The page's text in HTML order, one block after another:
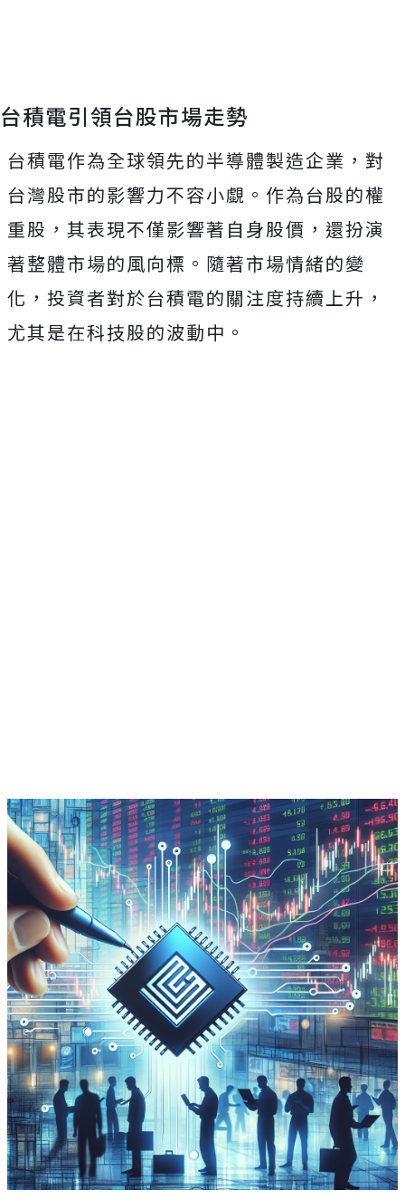
台積電引領台股市場走勢
台積電作為全球領先的半導體製造企業，對
台灣股市的影響力不容小覷。作為台股的權
重股，其表現不僅影響著自身股價，還扮演
著整體市場的風向標。隨著市場情緒的變
化，投資者對於台積電的關注度持續上升，
尤其是在科技股的波動中。